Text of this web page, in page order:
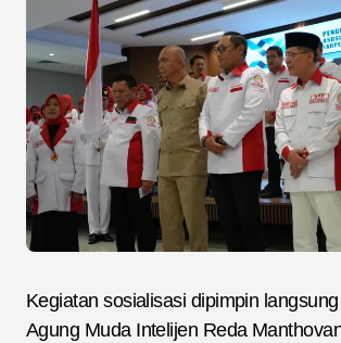
Kegiatan sosialisasi dipimpin
Agung Muda Intelijen Reda